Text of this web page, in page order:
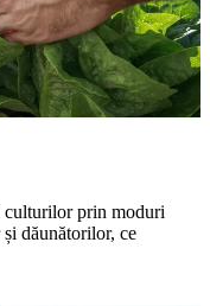
culturilor prin moduri
dăunătorilor, ce